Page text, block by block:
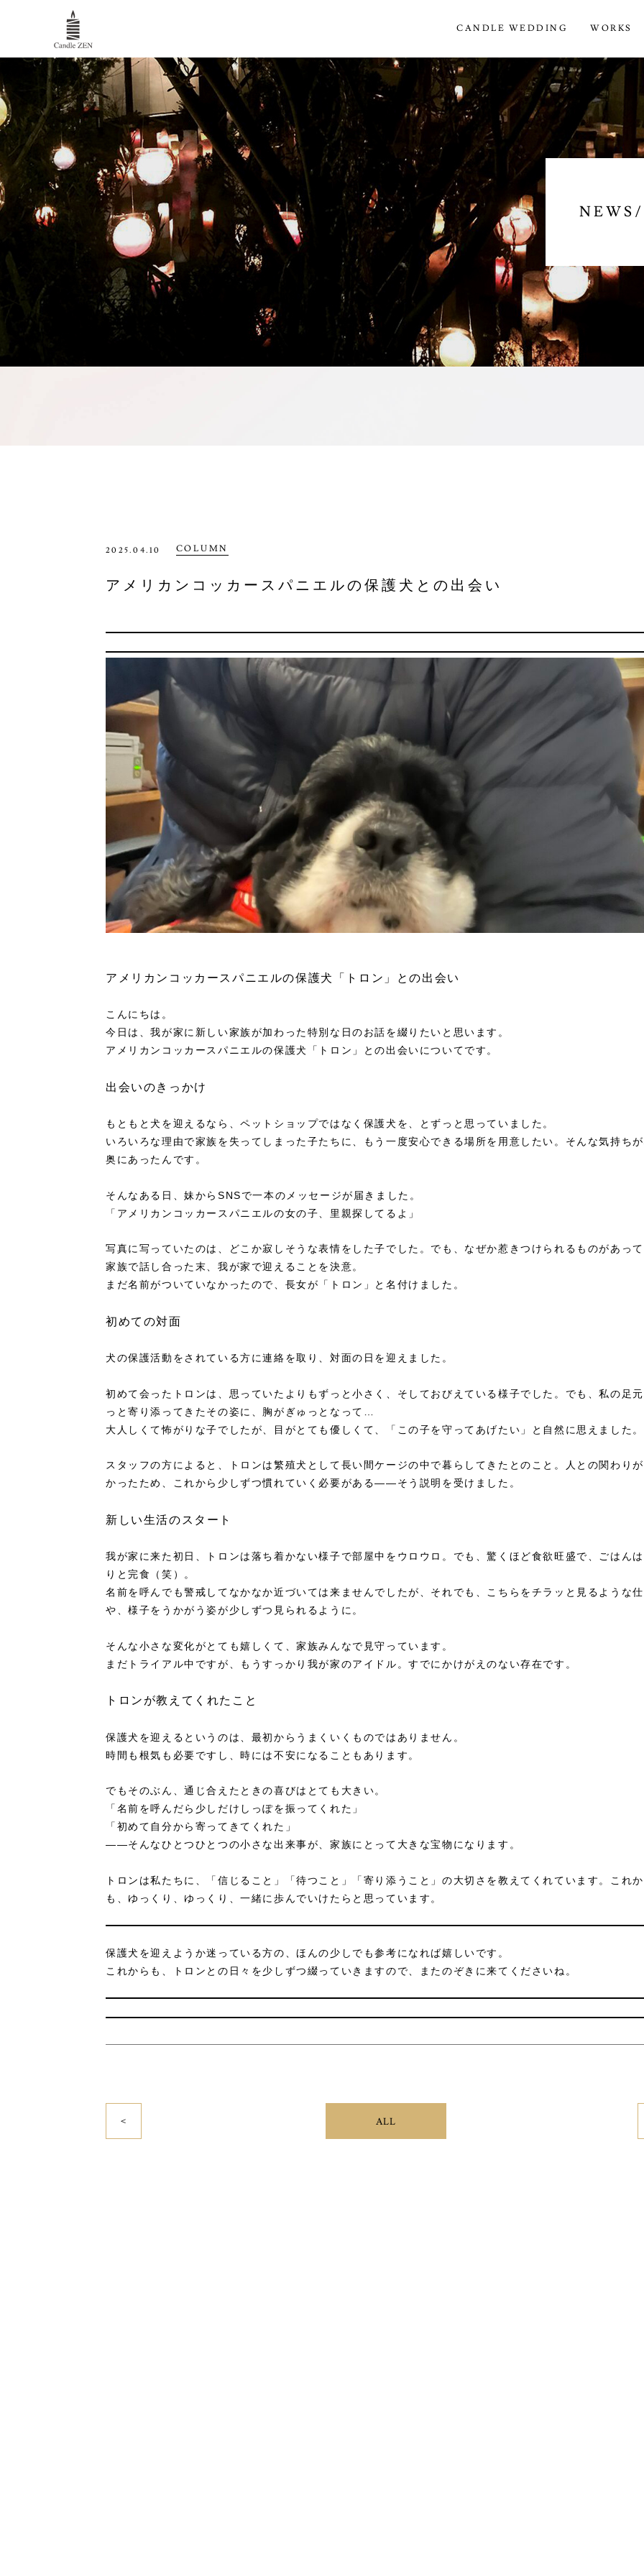
CANDLE WEDDING WORKS
2025.04.10 COLUMN
アメリカンコッカースパニエルの保護犬との出会い
アメリカンコッカースパニエルの保護犬「トロン」との出会い
こんにちは。
今日は、我が家に新しい家族が加わった特別な日のお話を綴りたいと思います。
アメリカンコッカースパニエルの保護犬「トロン」との出会いについてです。
出会いのきっかけ
もともと犬を迎えるなら、ペットショップではなく保護犬を、とずっと思っていました。
いろいろな理由で家族を失ってしまった子たちに、もう一度安心できる場所を用意したい。そんな気持ち
奥にあったんです。
そんなある日、妹からSNSで一本のメッセージが届きました。
「アメリカンコッカースパニエルの女の子、里親探してるよ」
写真に写っていたのは、どこか寂しそうな表情をした子でした。でも、なぜか惹きつけられるものがあっ
家族で話し合った末、我が家で迎えることを決意。
まだ名前がついていなかったので、長女が「トロン」と名付けました。
初めての対面
犬の保護活動をされている方に連絡を取り、対面の日を迎えました。
初めて会ったトロンは、思っていたよりもずっと小さく、そしておびえている様子でした。でも、私の足
っと寄り添ってきたその姿に、胸がぎゅっとなって…
大人しくて怖がりな子でしたが、目がとても優しくて、「この子を守ってあげたい」と自然に思えました。
スタッフの方によると、トロンは繁殖犬として長い間ケージの中で暮らしてきたとのこと。人との関わり
かったため、これから少しずつ慣れていく必要がある——そう説明を受けました。
新しい生活のスタート
我が家に来た初日、トロンは落ち着かない様子で部屋中をウロウロ。でも、驚くほど食欲旺盛で、ごはん
りと完食（笑）。
名前を呼んでも警戒してなかなか近づいては来ませんでしたが、それでも、こちらをチラッと見るような
や、様子をうかがう姿が少しずつ見られるように。
そんな小さな変化がとても嬉しくて、家族みんなで見守っています。
まだトライアル中ですが、もうすっかり我が家のアイドル。すでにかけがえのない存在です。
トロンが教えてくれたこと
保護犬を迎えるというのは、最初からうまくいくものではありません。
時間も根気も必要ですし、時には不安になることもあります。
でもそのぶん、通じ合えたときの喜びはとても大きい。
「名前を呼んだら少しだけしっぽを振ってくれた」
「初めて自分から寄ってきてくれた」
——そんなひとつひとつの小さな出来事が、家族にとって大きな宝物になります。
トロンは私たちに、「信じること」「待つこと」「寄り添うこと」の大切さを教えてくれています。これ
も、ゆっくり、ゆっくり、一緒に歩んでいけたらと思っています。
保護犬を迎えようか迷っている方の、ほんの少しでも参考になれば嬉しいです。
これからも、トロンとの日々を少しずつ綴っていきますので、またのぞきに来てくださいね。
＜ ALL